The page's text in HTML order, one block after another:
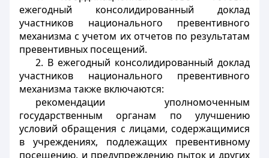
ежегодный консолидированный доклад
участников национального превентивного
механизма с учетом их отчетов по результатам
превентивных посещений.
2. В ежегодный консолидированный доклад
участников национального превентивного
механизма также включаются:
рекомендации уполномоченным
государственным органам по улучшению
условий обращения с лицами, содержащимися
в учреждениях, подлежащих превентивному
посещению, и предупреждению пыток и других